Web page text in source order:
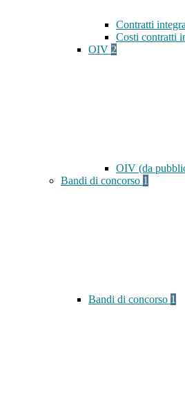
Contratti
Costi contratti
OIV 2
OIV (da
Bandi di concorso 1
Bandi di concorso 1